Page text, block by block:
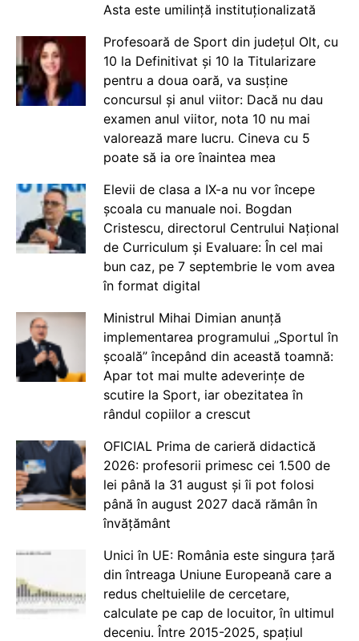
Asta este umilință instituționalizată
Profesoară de Sport din județul Olt, cu
10 la Definitivat și 10 la Titularizare
pentru a doua oară, va susține
concursul și anul viitor: Dacă nu dau
examen anul viitor, nota 10 nu mai
valorează mare lucru. Cineva cu 5
poate să ia ore înaintea mea
Elevii de clasa a IX-a nu vor începe
școala cu manuale noi. Bogdan
Cristescu, directorul Centrului Național
de Curriculum și Evaluare: În cel mai
bun caz, pe 7 septembrie le vom avea
în format digital
Ministrul Mihai Dimian anunță
implementarea programului „Sportul în
școală” începând din această toamnă:
Apar tot mai multe adeverințe de
scutire la Sport, iar obezitatea în
rândul copiilor a crescut
OFICIAL Prima de carieră didactică
2026: profesorii primesc cei 1.500 de
lei până la 31 august și îi pot folosi
până în august 2027 dacă rămân în
învățământ
Unici în UE: România este singura țară
din întreaga Uniune Europeană care a
redus cheltuielile de cercetare,
calculate pe cap de locuitor, în ultimul
deceniu. Între 2015-2025, spațiul